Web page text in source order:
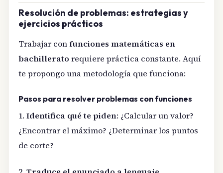
Resolución de problemas: estrategias y
ejercicios prácticos
Trabajar confunciones matemáticas en
bachillerato requiere práctica constante. Aquí
te propongo una metodología que funciona:
Pasos para resolver problemas con funciones
1. Identifica qué te piden: ¿Calcular un valor?
¿Encontrar el máximo? ¿Determinar los puntos
de corte?